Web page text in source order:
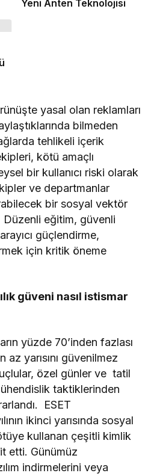
Yeni Anten Teknolojisi
yasal olan reklamları
bilmeden
tehlikeli içerik
kötü amaçlı
bir kullanıcı riski olarak
ve departmanlar
bir sosyal vektör
Düzenli eğitim, güvenli
güçlendirme,
için kritik öneme
güveni nasıl istismar
yüzde 70’inden fazlası
az yarısını güvenilmez
özel günler ve tatil
taktiklerinden
ESET
ikinci yarısında sosyal
kullanan çeşitli kimlik
etti. Günümüz
indirmelerini veya